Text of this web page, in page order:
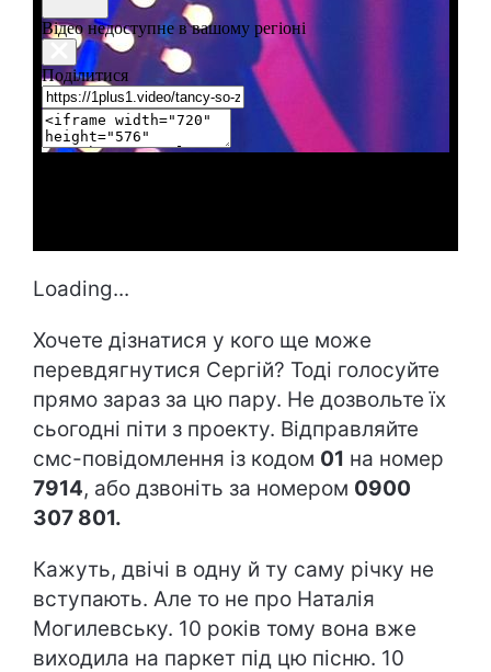
Loading...
Хочете дізнатися у кого ще може
перевдягнутися Сергій? Тоді голосуйте
прямо зараз за цю пару. Не дозвольте їх
сьогодні піти з проекту. Відправляйте
смс-повідомлення із кодом 01 на номер
7914, або дзвоніть за номером 0900
307 801.
Кажуть, двічі в одну й ту саму річку не
вступають. Але то не про Наталія
Могилевську. 10 років тому вона вже
виходила на паркет під цю пісню. 10